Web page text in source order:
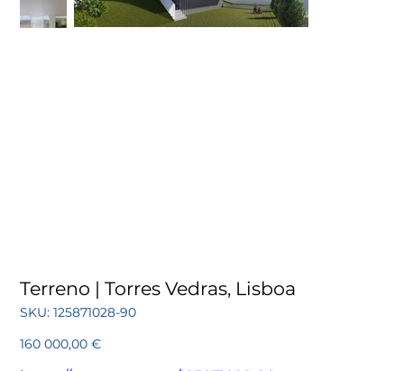
Terreno | Torres Vedras, Lisboa
SKU: SKU
125871028-
125871028-90
Preço
160 000,00 €